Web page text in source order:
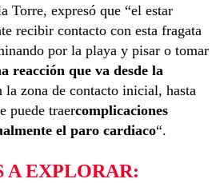
Torre, expresó que “el estar
recibir contacto con esta fragata
por la playa y pisar o tomar
reacción que va desde la
la zona de contacto inicial, hasta
puede traercomplicaciones
el paro cardiaco“.
A EXPLORAR: